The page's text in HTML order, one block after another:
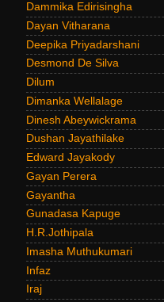
Dammika Edirisingha
Dayan Vitharana
Deepika Priyadarshani
Desmond De Silva
Dilum
Dimanka Wellalage
Dinesh Abeywickrama
Dushan Jayathilake
Edward Jayakody
Gayan Perera
Gayantha
Gunadasa Kapuge
H.R.Jothipala
Imasha Muthukumari
Infaz
Iraj